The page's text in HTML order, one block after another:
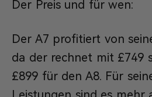
Der Preis und für wen:
Der A7 profitiert von
da der rechnet mit £749
£899 für den A8. Für